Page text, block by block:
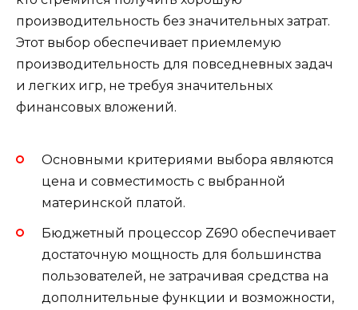
производительность без значительных затрат.
Этот выбор обеспечивает приемлемую
производительность для повседневных задач
и легких игр, не требуя значительных
финансовых вложений.
Основными критериями выбора являются
цена и совместимость с выбранной
материнской платой.
Бюджетный процессор Z690 обеспечивает
достаточную мощность для большинства
пользователей, не затрачивая средства на
дополнительные функции и возможности,